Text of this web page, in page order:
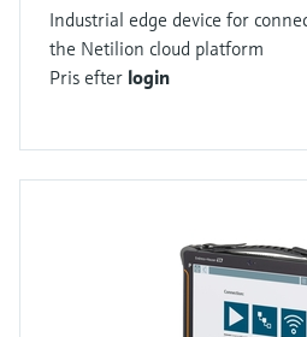
Industrial edge device for
the Netilion cloud platform
Pris efter login